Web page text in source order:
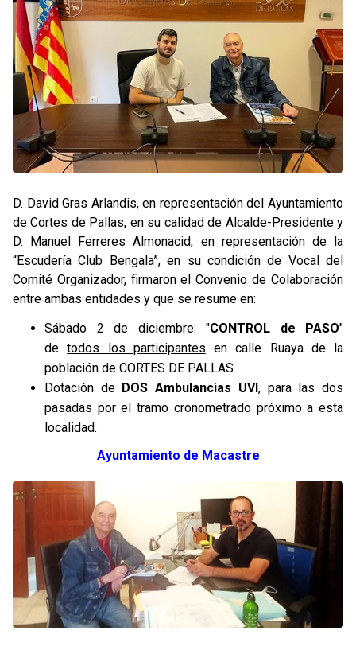
D. David Gras Arlandis, en representación del Ayuntamiento
de Cortes de Pallas, en su calidad de Alcalde-Presidente y
D. Manuel Ferreres Almonacid, en representación de la
“Escudería Club Bengala”, en su condición de Vocal del
Comité Organizador, firmaron el Convenio de Colaboración
entre ambas entidades y que se resume en:
Sábado 2 de diciembre: "CONTROL de PASO"
detodos los participantes en calle Ruaya de la
población de CORTES DE PALLAS.
Dotación de DOS Ambulancias UVI, para las dos
pasadas por el tramo cronometrado próximo a esta
localidad.
Ayuntamiento de Macastre